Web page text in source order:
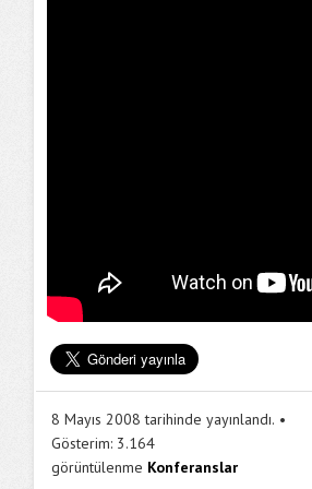
8 Mayıs 2008 tarihinde yayınlandı.
Gösterim: 3.164
görüntülenme Konferanslar